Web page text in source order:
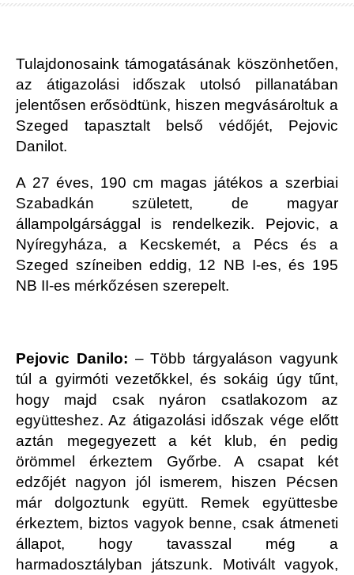
Tulajdonosaink támogatásának köszönhetően,
az átigazolási időszak utolsó pillanatában
jelentősen erősödtünk, hiszen megvásároltuk a
Szeged tapasztalt belső védőjét, Pejovic
Danilot.
A 27 éves, 190 cm magas játékos a szerbiai
Szabadkán született, de magyar
állampolgársággal is rendelkezik. Pejovic, a
Nyíregyháza, a Kecskemét, a Pécs és a
Szeged színeiben eddig, 12 NB I-es, és 195
NB II-es mérkőzésen szerepelt.
Pejovic Danilo: – Több tárgyaláson vagyunk
túl a gyirmóti vezetőkkel, és sokáig úgy tűnt,
hogy majd csak nyáron csatlakozom az
együtteshez. Az átigazolási időszak vége előtt
aztán megegyezett a két klub, én pedig
örömmel érkeztem Győrbe. A csapat két
edzőjét nagyon jól ismerem, hiszen Pécsen
már dolgoztunk együtt. Remek együttesbe
érkeztem, biztos vagyok benne, csak átmeneti
állapot, hogy tavasszal még a
harmadosztályban játszunk. Motivált vagyok,